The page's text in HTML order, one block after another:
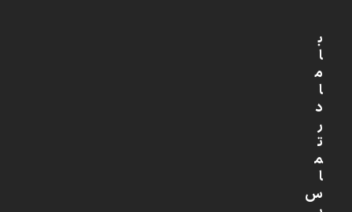
ب
ا
م
ا
د
ر
ت
م
ا
س